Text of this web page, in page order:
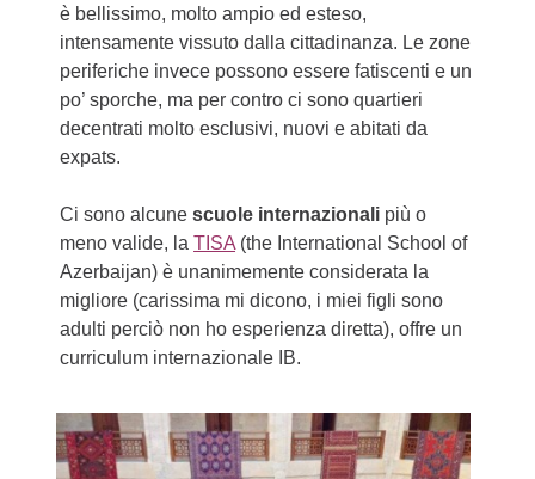
è bellissimo, molto ampio ed esteso,
intensamente vissuto dalla cittadinanza. Le zone
periferiche invece possono essere fatiscenti e un
po’ sporche, ma per contro ci sono quartieri
decentrati molto esclusivi, nuovi e abitati da
expats.
Ci sono alcunescuole internazionali più o
meno valide, laTISA (the International School of
Azerbaijan) è unanimemente considerata la
migliore (carissima mi dicono, i miei figli sono
adulti perciò non ho esperienza diretta), offre un
curriculum internazionale IB.